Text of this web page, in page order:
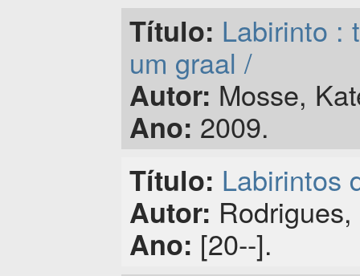
Título: Labirinto :
um graal /
Autor: Mosse,
Ano: 2009.
Título: Labirintos
Autor:
Ano: [20--].